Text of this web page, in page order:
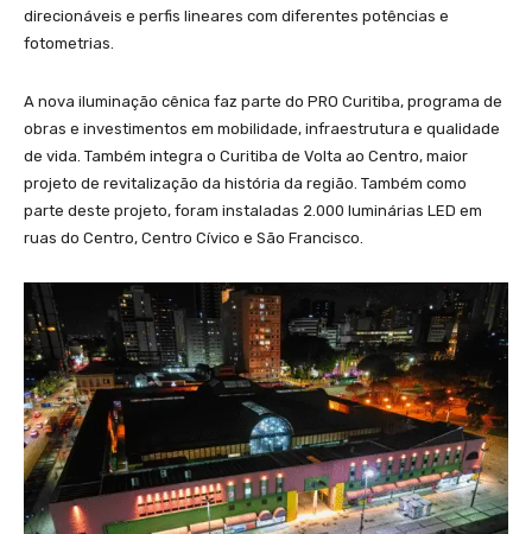
direcionáveis e perfis lineares com diferentes potências e
fotometrias.
A nova iluminação cênica faz parte do PRO Curitiba, programa de
obras e investimentos em mobilidade, infraestrutura e qualidade
de vida. Também integra o Curitiba de Volta ao Centro, maior
projeto de revitalização da história da região. Também como
parte deste projeto, foram instaladas 2.000 luminárias LED em
ruas do Centro, Centro Cívico e São Francisco.